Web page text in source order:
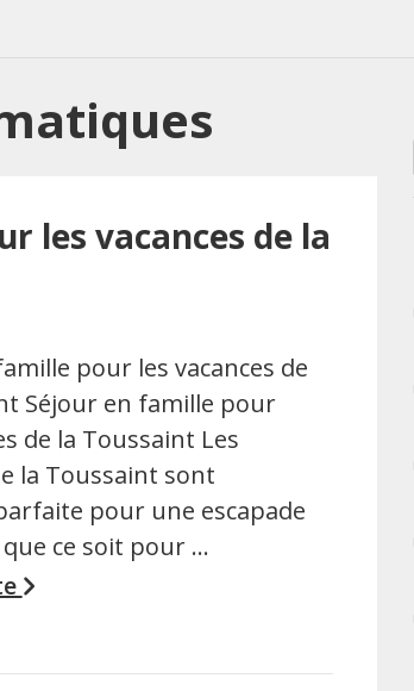
les vacances de la
pour les vacances de
Séjour en famille pour
de la Toussaint Les
la Toussaint sont
pour une escapade
ce soit pour …